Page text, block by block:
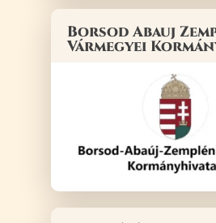
Borsod Abauj
Vármegyei